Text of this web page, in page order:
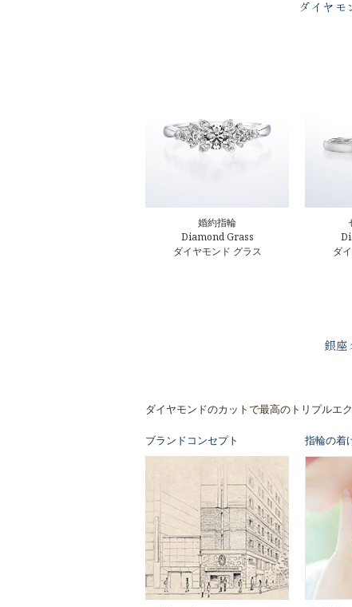
ダイヤモ
婚約指輪
Diamond Grass
ダイヤモンド グラス
ダ
銀座
ダイヤモンドのカットで最高のトリプルエ
ブランドコンセプト 指輪の着